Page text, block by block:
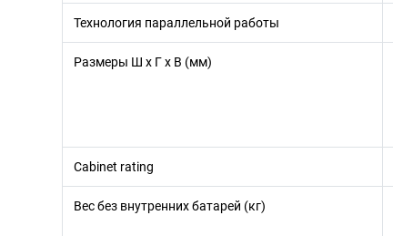
Технология параллельной работы
Размеры Ш x Г x В (мм)
Cabinet rating
Вес без внутренних батарей (кг)